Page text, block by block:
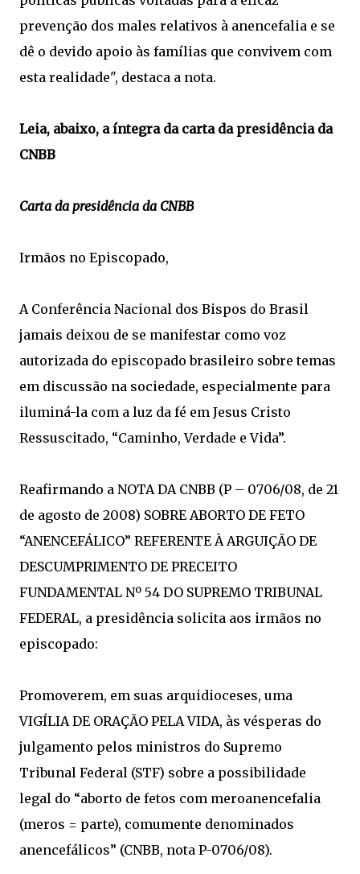
prevenção dos males relativos à anencefalia e se
dê o devido apoio às famílias que convivem com
esta realidade", destaca a nota.
Leia, abaixo, a íntegra da carta da presidência da
CNBB
Carta da presidência da CNBB
Irmãos no Episcopado,
A Conferência Nacional dos Bispos do Brasil
jamais deixou de se manifestar como voz
autorizada do episcopado brasileiro sobre temas
em discussão na sociedade, especialmente para
iluminá-la com a luz da fé em Jesus Cristo
Ressuscitado, “Caminho, Verdade e Vida”.
Reafirmando a NOTA DA CNBB (P – 0706/08, de 21
de agosto de 2008) SOBRE ABORTO DE FETO
“ANENCEFÁLICO” REFERENTE À ARGUIÇÃO DE
DESCUMPRIMENTO DE PRECEITO
FUNDAMENTAL Nº 54 DO SUPREMO TRIBUNAL
FEDERAL, a presidência solicita aos irmãos no
episcopado:
Promoverem, em suas arquidioceses, uma
VIGÍLIA DE ORAÇÃO PELA VIDA, às vésperas do
julgamento pelos ministros do Supremo
Tribunal Federal (STF) sobre a possibilidade
legal do “aborto de fetos com meroanencefalia
(meros = parte), comumente denominados
anencefálicos” (CNBB, nota P-0706/08).